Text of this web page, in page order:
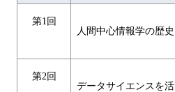
第1回
人間中心情報学の歴史
第2回
データサイエンスを活